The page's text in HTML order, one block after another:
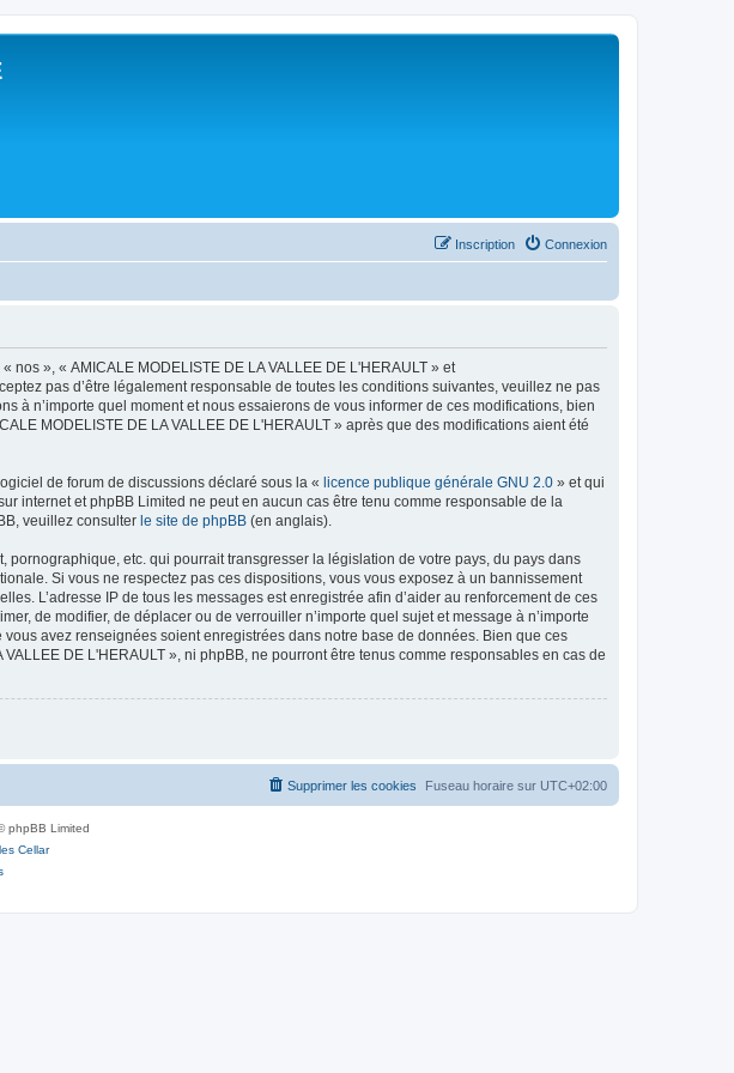
Connexion
Inscription
nos », « AMICALE MODELISTE DE LA VALLEE DE L'HERAULT » et
pas d’être légalement responsable de toutes les conditions suivantes, veuillez ne pas
à n’importe quel moment et nous essaierons de vous informer de ces modifications, bien
MODELISTE DE LA VALLEE DE L'HERAULT » après que des modifications aient été
de forum de discussions déclaré sous la « licence publique générale GNU 2.0 » et qui
internet et phpBB Limited ne peut en aucun cas être tenu comme responsable de la
veuillez consulter le site de phpBB (en anglais).
etc. qui pourrait transgresser la législation de votre pays, du pays dans
Si vous ne respectez pas ces dispositions, vous vous exposez à un bannissement
L’adresse IP de tous les messages est enregistrée afin d’aider au renforcement de ces
de modifier, de déplacer ou de verrouiller n’importe quel sujet et message à n’importe
avez renseignées soient enregistrées dans notre base de données. Bien que ces
DE L'HERAULT », ni phpBB, ne pourront être tenus comme responsables en cas de
Fuseau horaire sur UTC+02:00
Supprimer les cookies
phpBB Limited
Cellar